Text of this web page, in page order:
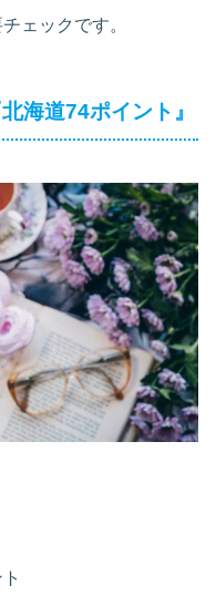
ェックです。
海道74ポイント』